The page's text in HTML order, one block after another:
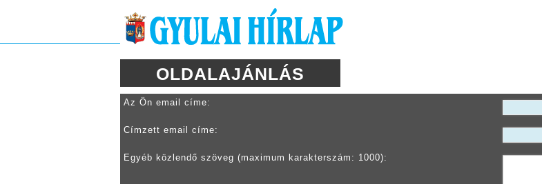
OLDALAJÁNLÁS
Az Ön email címe:
Címzett email címe:
Egyéb közlendő szöveg (maximum karakterszám: 1000):